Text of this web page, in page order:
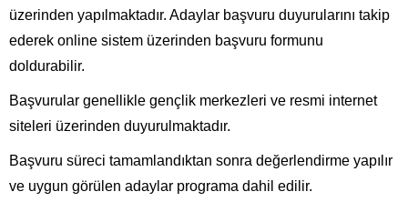
üzerinden yapılmaktadır. Adaylar başvuru duyurularını takip
ederek online sistem üzerinden başvuru formunu
doldurabilir.
Başvurular genellikle gençlik merkezleri ve resmi internet
siteleri üzerinden duyurulmaktadır.
Başvuru süreci tamamlandıktan sonra değerlendirme yapılır
ve uygun görülen adaylar programa dahil edilir.